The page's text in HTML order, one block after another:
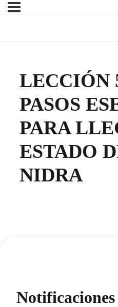
LECCIÓN
PASOS
PARA
ESTADO
NIDRA
Notificaciones